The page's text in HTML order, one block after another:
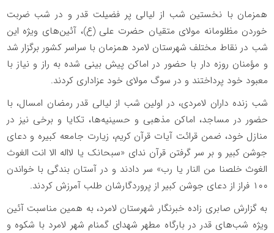
همزمان با نخستین شب از لیالی پر فضیلت قدر و در شب ضربت
خوردن مظلومانه مولای متقیان حضرت علی (ع)، آئین‌های ویژه این
شب در نقاط مختلف شهرستان لامرد همزمان با سراسر کشور برگزار شد
و مؤمنان روزه دار با حضور در اماکن پیش بینی شده به راز و نیاز با
معبود خود پرداختند و در سوگ مولای خود عزاداری کردند.
شب زنده داران لامردی، در اولین شب از لیالی قدر رمضان امسال، با
حضور در مساجد، اماکن مذهبی و حسینیه‌ها، تکایا و برخی نیز در
منازل خود، ضمن قرائت آیات قرآن کریم، زیارت جامعه کبیره و دعای
جوشن کبیر و بر سر گرفتن قرآن ندای «سبحانک یا لااله الا انت الغوث
الغوث خلصنا من النار یا رب» سر دادند و در آستان بندگی با خواندن
۱۰۰ فراز از دعای جوشن کبیر از پروردگارشان طلب آمرزش کردند.
به گزارش صابری زاده خبرنگار شهرستان لامرد، به همین مناسبت آئین
ویژه شب‌های قدر در بارگاه مطهر شهدای گمنام شهر لامرد با شکوه و